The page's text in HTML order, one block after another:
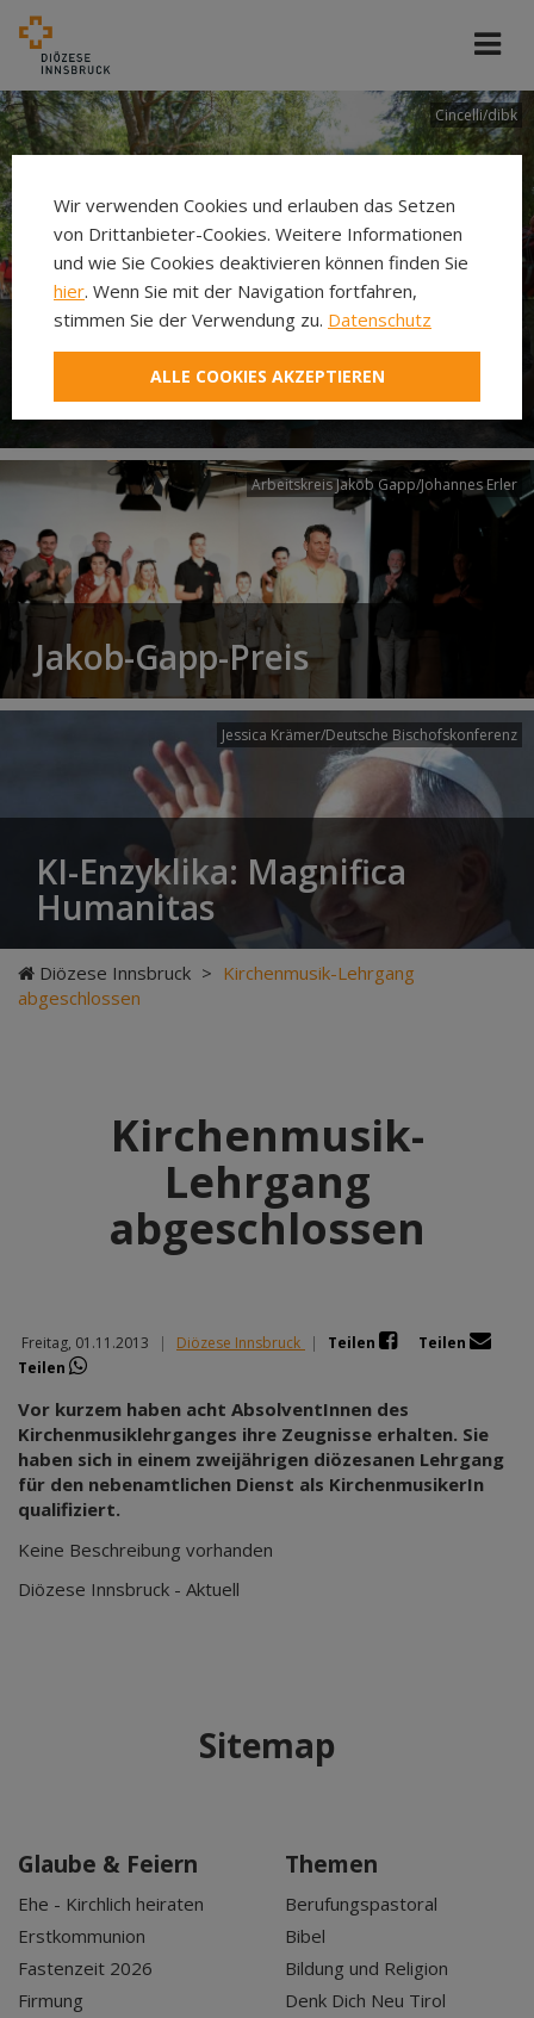
Cincelli/dibk
Neuer Pilgerweg Via
Laudato si’
Arbeitskreis Jakob Gapp/Johannes Erler
Jakob-Gapp-Preis
Jessica Krämer/Deutsche Bischofskonferenz
KI-Enzyklika: Magnifica
Humanitas
Diözese Innsbruck > Kirchenmusik-Lehrgang
abgeschlossen
Kirchenmusik-
Lehrgang
abgeschlossen
Freitag, 01.11.2013 | Diözese Innsbruck | Teilen
Teilen
Teilen
Vor kurzem haben acht AbsolventInnen des
Kirchenmusiklehrganges ihre Zeugnisse erhalten. Sie
haben sich in einem zweijährigen diözesanen Lehrgang
für den nebenamtlichen Dienst als KirchenmusikerIn
qualifiziert.
Keine Beschreibung vorhanden
Diözese Innsbruck - Aktuell
Sitemap
Glaube & Feiern
Ehe - Kirchlich heiraten
Erstkommunion
Fastenzeit 2026
Firmung
Themen
Berufungspastoral
Bibel
Bildung und Religion
Denk Dich Neu Tirol
Wir verwenden Cookies und erlauben das Setzen
von Drittanbieter-Cookies. Weitere Informationen
und wie Sie Cookies deaktivieren können finden Sie
hier. Wenn Sie mit der Navigation fortfahren,
stimmen Sie der Verwendung zu. Datenschutz
ALLE COOKIES AKZEPTIEREN